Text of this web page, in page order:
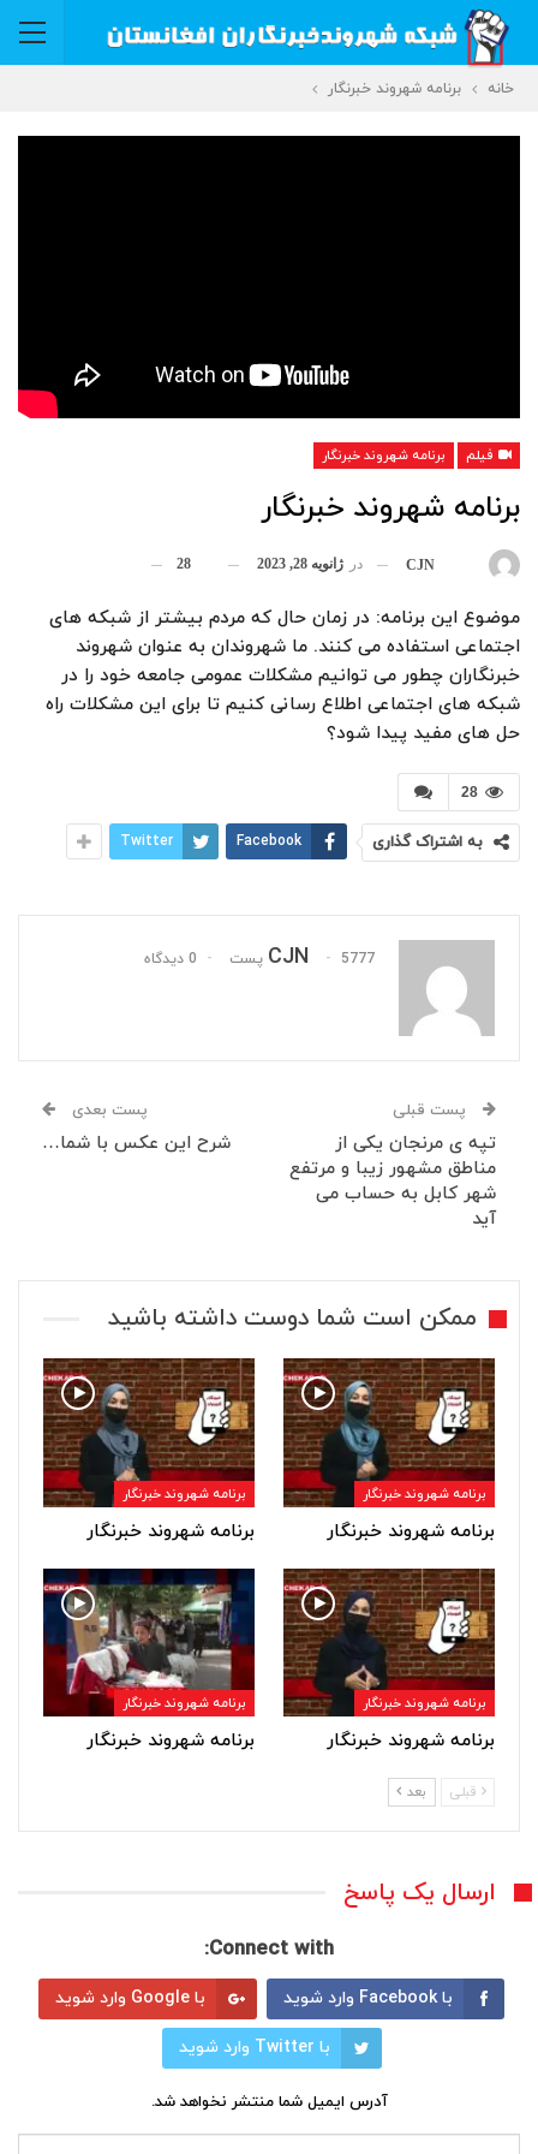
خانه برنامه شهروند خبرنگار
فیلم برنامه شهروند خبرنگار
برنامه شهروند خبرنگار
CJN در ژانویه 28, 2023 28
موضوع این برنامه: در زمان حال که مردم بیشتر از شبکه های
اجتماعی استفاده می کنند. ما شهروندان به عنوان شهروند
خبرنگاران چطور می توانیم مشکلات عمومی جامعه خود را در
شبکه های اجتماعی اطلاع رسانی کنیم تا برای این مشکلات راه
حل های مفید پیدا شود؟
28
به اشتراک گذاری Facebook
Twitter
CJN 5777 پست 0 دیدگاه
پست قبلی
تپه ی مرنجان یکی از
مناطق مشهور زیبا و مرتفع
شهر کابل به حساب می
آید
پست بعدی
شرح این عکس با شما…
ممکن است شما دوست داشته باشید
برنامه شهروند خبرنگار
برنامه شهروند خبرنگار
برنامه شهروند خبرنگار
برنامه شهروند خبرنگار
برنامه شهروند خبرنگار
برنامه شهروند خبرنگار
برنامه شهروند خبرنگار
برنامه شهروند خبرنگار
قبلی بعد
ارسال یک پاسخ
Connect with:
با Facebook وارد شوید با Google وارد شوید
با Twitter وارد شوید
آدرس ایمیل شما منتشر نخواهد شد.